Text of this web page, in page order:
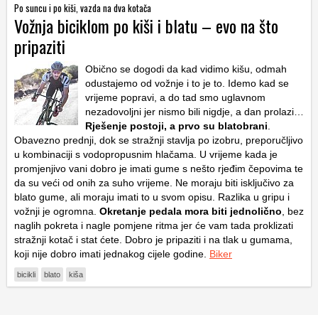
Po suncu i po kiši, vazda na dva kotača
Vožnja biciklom po kiši i blatu – evo na što
pripaziti
Obično se dogodi da kad vidimo kišu, odmah
odustajemo od vožnje i to je to. Idemo kad se
vrijeme popravi, a do tad smo uglavnom
nezadovoljni jer nismo bili nigdje, a dan prolazi…
Rješenje postoji, a prvo su blatobrani
Obavezno prednji, dok se stražnji stavlja po izobru, preporučljivo
u kombinaciji s vodopropusnim hlačama. U vrijeme kada je
promjenjivo vani dobro je imati gume s nešto rjeđim čepovima te
da su veći od onih za suho vrijeme. Ne moraju biti isključivo za
blato gume, ali moraju imati to u svom opisu. Razlika u gripu i
vožnji je ogromna. Okretanje pedala mora biti jednolično , bez
naglih pokreta i nagle pomjene ritma jer će vam tada proklizati
stražnji kotač i stat ćete. Dobro je pripaziti i na tlak u gumama,
koji nije dobro imati jednakog cijele godine. Biker
bicikli blato kiša